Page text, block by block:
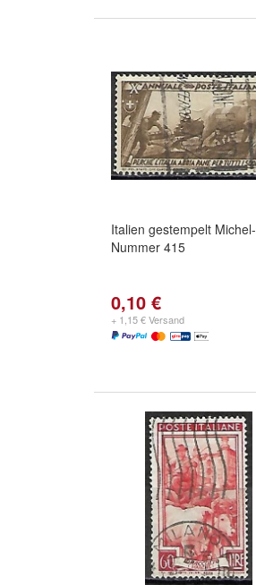
Italien gestempelt Michel-
Nummer 415
0,10 €
+ 1,15 € Versand